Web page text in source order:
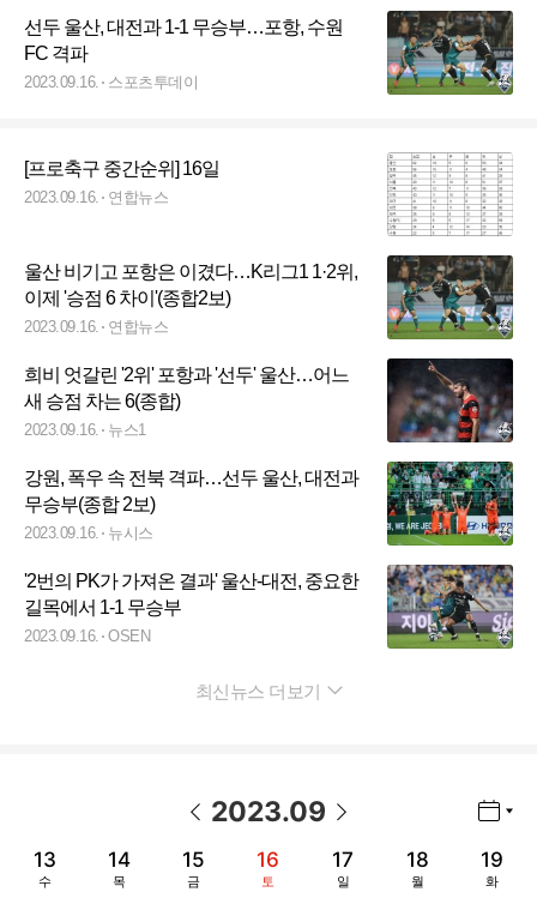
선두 울산, 대전과 1-1 무승부…포항, 수원
FC 격파
2023.09.16. 스포츠투데이
[프로축구 중간순위] 16일
2023.09.16. 연합뉴스
울산 비기고 포항은 이겼다…K리그1 1·2위,
이제 '승점 6 차이'(종합2보)
2023.09.16. 연합뉴스
희비 엇갈린 '2위' 포항과 '선두' 울산…어느
새 승점 차는 6(종합)
2023.09.16. 뉴스1
강원, 폭우 속 전북 격파…선두 울산, 대전과
무승부(종합 2보)
2023.09.16. 뉴시스
'2번의 PK가 가져온 결과' 울산-대전, 중요한
길목에서 1-1 무승부
2023.09.16. OSEN
최신뉴스 더보기
2023.09
13
수
14
목
15
금
16
토
17
일
18
월
19
화